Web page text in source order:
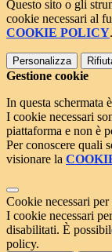
Questo sito o gli
cookie necessari al
COOKIE POLICY.
Personalizza
Gestione cookie
In questa schermata
I cookie necessari
piattaforma e non è
Per conoscere quali
visionare la
Cookie necessari
I cookie necessari
disabilitati. È
policy.